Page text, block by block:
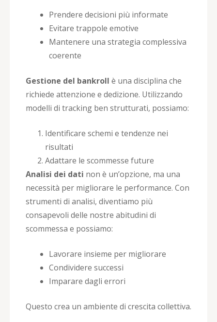
Prendere decisioni più informate
Evitare trappole emotive
Mantenere una strategia complessiva
coerente
Gestione del bankroll è una disciplina che
richiede attenzione e dedizione. Utilizzando
modelli di tracking ben strutturati, possiamo:
Identificare schemi e tendenze nei
risultati
Adattare le scommesse future
Analisi dei dati non è un’opzione, ma una
necessità per migliorare le performance. Con
strumenti di analisi, diventiamo più
consapevoli delle nostre abitudini di
scommessa e possiamo:
Lavorare insieme per migliorare
Condividere successi
Imparare dagli errori
Questo crea un ambiente di crescita collettiva.